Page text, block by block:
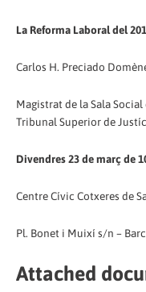
La Reforma Laboral del
Carlos H. Preciado
Magistrat de la Sala Social
Tribunal Superior de
Divendres 23 de març de
Centre Cívic Cotxeres de
Pl. Bonet i Muixí s/n –
Attached